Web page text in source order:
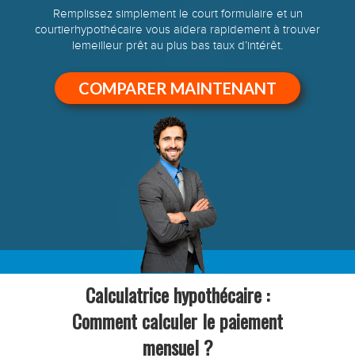
Remplissez simplement le court formulaire et un
courtierhypothécaire vous aidera rapidement à trouver
lemeilleur prêt au plus bas taux d’intérêt.
COMPARER MAINTENANT
Calculatrice hypothécaire :
Comment calculer le paiement
mensuel ?